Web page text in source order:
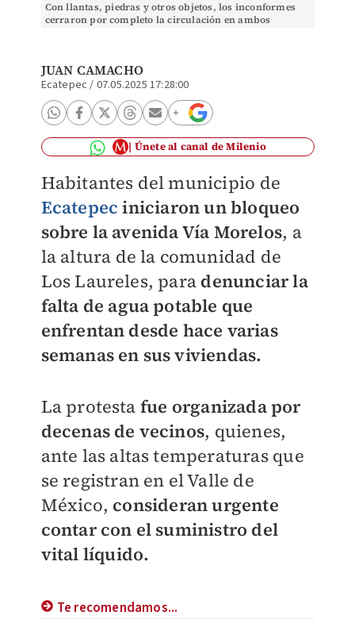
Con llantas, piedras y otros objetos, los inconformes
cerraron por completo la circulación en ambos
JUAN CAMACHO
Ecatepec / 07.05.2025 17:28:00
Únete al canal de Milenio
Habitantes del municipio de
Ecatepec iniciaron un bloqueo
sobre la avenida Vía Morelos, a
la altura de la comunidad de
Los Laureles, para denunciar la
falta de agua potable que
enfrentan desde hace varias
semanas en sus viviendas.
La protesta fue organizada por
decenas de vecinos, quienes,
ante las altas temperaturas que
se registran en el Valle de
México, consideran urgente
contar con el suministro del
vital líquido.
Te recomendamos...